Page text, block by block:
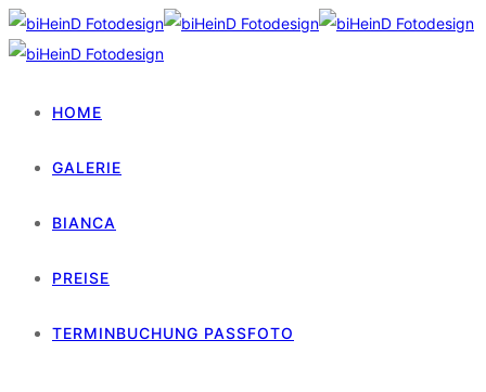
HOME
GALERIE
BIANCA
PREISE
TERMINBUCHUNG PASSFOTO